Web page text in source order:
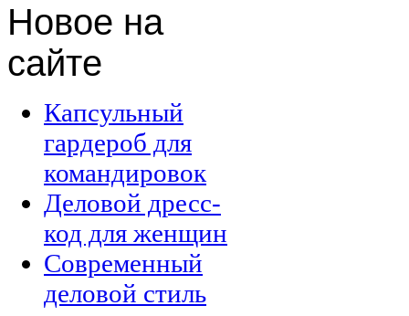
Новое на
сайте
Капсульный
гардероб для
командировок
Деловой дресс-
код для женщин
Современный
деловой стиль